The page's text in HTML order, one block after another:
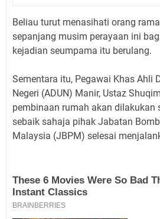
Beliau turut menasihati orang
sepanjang musim perayaan ini
kejadian seumpama itu berulang.
Sementara itu, Pegawai Khas Ahli
Negeri (ADUN) Manir, Ustaz
pembinaan rumah akan dilakukan
sebaik sahaja pihak Jabatan
Malaysia (JBPM) selesai